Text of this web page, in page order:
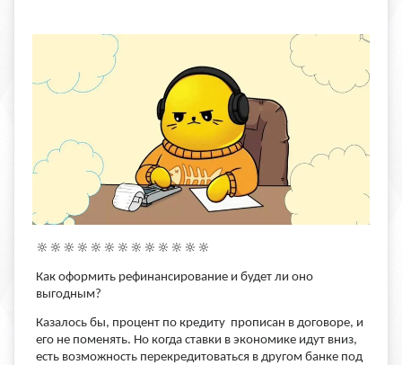
🔆🔆🔆🔆🔆🔆🔆🔆🔆🔆🔆🔆🔆
Как оформить рефинансирование и будет ли оно
выгодным?
Казалось бы, процент по кредиту прописан в договоре, и
его не поменять. Но когда ставки в экономике идут вниз,
есть возможность перекредитоваться в другом банке под